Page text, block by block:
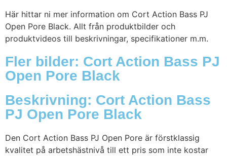
Här hittar ni mer information om Cort Action Bass PJ
Open Pore Black. Allt från produktbilder och
produktvideos till beskrivningar, specifikationer m.m.
Fler bilder: Cort Action Bass PJ
Open Pore Black
Beskrivning: Cort Action Bass
PJ Open Pore Black
Den Cort Action Bass PJ Open Pore är förstklassig
kvalitet på arbetshästnivå till ett pris som inte kostar